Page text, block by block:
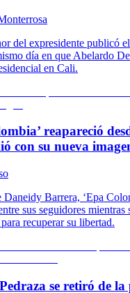
del expresidente publicó
día en que Abelardo
en Cali.
reapareció
con su nueva
Barrera, ‘Epa
sus seguidores mientras
recuperar su libertad.
se retiró de la